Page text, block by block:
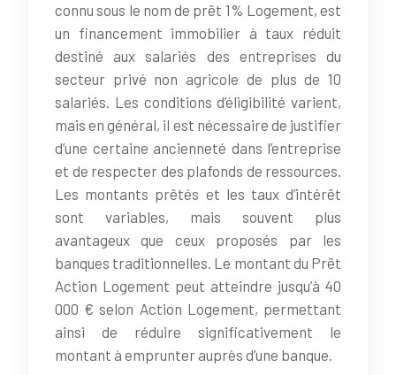
connu sous le nom de prêt 1% Logement, est
un financement immobilier à taux réduit
destiné aux salariés des entreprises du
secteur privé non agricole de plus de 10
salariés. Les conditions d’éligibilité varient,
mais en général, il est nécessaire de justifier
d’une certaine ancienneté dans l’entreprise
et de respecter des plafonds de ressources.
Les montants prêtés et les taux d’intérêt
sont variables, mais souvent plus
avantageux que ceux proposés par les
banques traditionnelles. Le montant du Prêt
Action Logement peut atteindre jusqu’à 40
000 € selon Action Logement, permettant
ainsi de réduire significativement le
montant à emprunter auprès d’une banque.